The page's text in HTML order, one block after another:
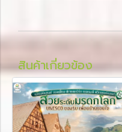
สินค้าเกี่ยวข้อง